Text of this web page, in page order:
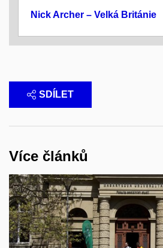
Nick Archer – Velká Británie
SDÍLET
Více článků